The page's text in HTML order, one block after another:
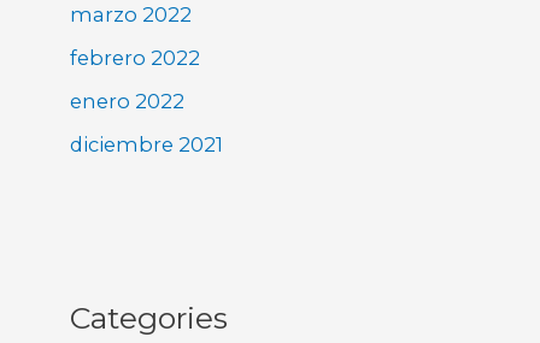
marzo 2022
febrero 2022
enero 2022
diciembre 2021
Categories